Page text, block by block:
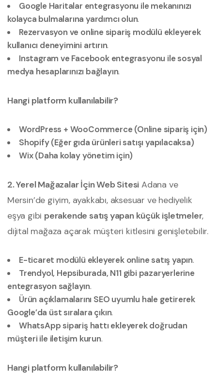
Google Haritalar entegrasyonu ile mekanınızı
kolayca bulmalarına yardımcı olun.
Rezervasyon ve online sipariş modülü ekleyerek
kullanıcı deneyimini artırın.
Instagram ve Facebook entegrasyonu ile sosyal
medya hesaplarınızı bağlayın.
Hangi platform kullanılabilir?
WordPress + WooCommerce (Online sipariş için)
Shopify (Eğer gıda ürünleri satışı yapılacaksa)
Wix (Daha kolay yönetim için)
2. Yerel Mağazalar İçin Web Sitesi Adana ve
Mersin’de giyim, ayakkabı, aksesuar ve hediyelik
eşya gibi perakende satış yapan küçük işletmeler,
dijital mağaza açarak müşteri kitlesini genişletebilir.
E-ticaret modülü ekleyerek online satış yapın.
Trendyol, Hepsiburada, N11 gibi pazaryerlerine
entegrasyon sağlayın.
Ürün açıklamalarını SEO uyumlu hale getirerek
Google’da üst sıralara çıkın.
WhatsApp sipariş hattı ekleyerek doğrudan
müşteri ile iletişim kurun.
Hangi platform kullanılabilir?